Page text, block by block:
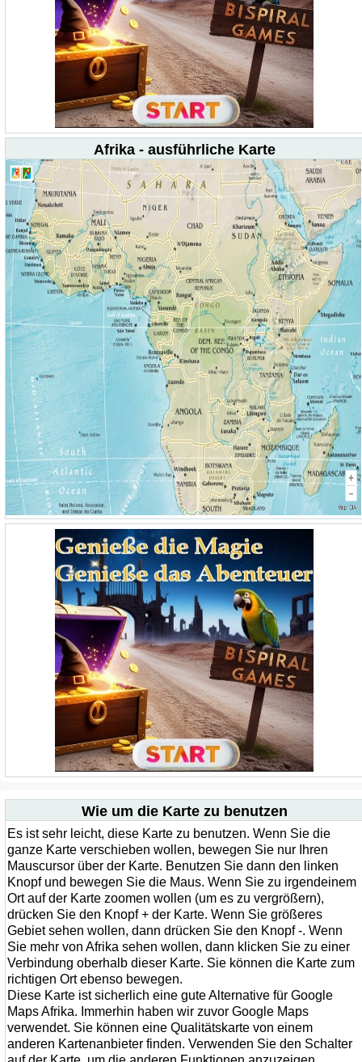
Afrika - ausführliche Karte
Wie um die Karte zu benutzen
Es ist sehr leicht, diese Karte zu benutzen. Wenn Sie die
ganze Karte verschieben wollen, bewegen Sie nur Ihren
Mauscursor über der Karte. Benutzen Sie dann den linken
Knopf und bewegen Sie die Maus. Wenn Sie zu irgendeinem
Ort auf der Karte zoomen wollen (um es zu vergrößern),
drücken Sie den Knopf + der Karte. Wenn Sie größeres
Gebiet sehen wollen, dann drücken Sie den Knopf -. Wenn
Sie mehr von Afrika sehen wollen, dann klicken Sie zu einer
Verbindung oberhalb dieser Karte. Sie können die Karte zum
richtigen Ort ebenso bewegen.
Diese Karte ist sicherlich eine gute Alternative für Google
Maps Afrika. Immerhin haben wir zuvor Google Maps
verwendet. Sie können eine Qualitätskarte von einem
anderen Kartenanbieter finden. Verwenden Sie den Schalter